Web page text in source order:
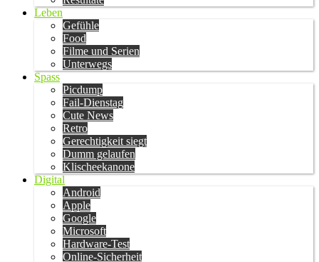
Leben
Gefühle
Food
Filme und Serien
Unterwegs
Spass
Picdump
Fail-Dienstag
Cute News
Retro
Gerechtigkeit siegt
Dumm gelaufen
Klischeekanone
Digital
Android
Apple
Google
Microsoft
Hardware-Test
Online-Sicherheit